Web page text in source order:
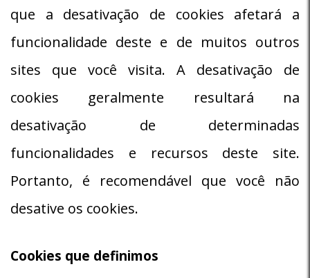
que a desativação de cookies afetará a
funcionalidade deste e de muitos outros
sites que você visita. A desativação de
cookies geralmente resultará na
desativação de determinadas
funcionalidades e recursos deste site.
Portanto, é recomendável que você não
desative os cookies.
Cookies que definimos